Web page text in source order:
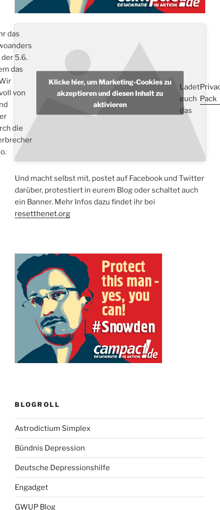
das
5.6.
das
von
die
Ladet
euch
das
Pack
Klicke hier, um Marketing-Cookies zu
akzeptieren und diesen Inhalt zu
aktivieren
Und macht selbst mit, postet auf Facebook und Twitter
darüber, protestiert in eurem Blog oder schaltet auch
ein Banner. Mehr Infos dazu findet ihr bei
resetthenet.org
BLOGROLL
Astrodictium Simplex
Bündnis Depression
Deutsche Depressionshilfe
Engadget
GWUP Blog